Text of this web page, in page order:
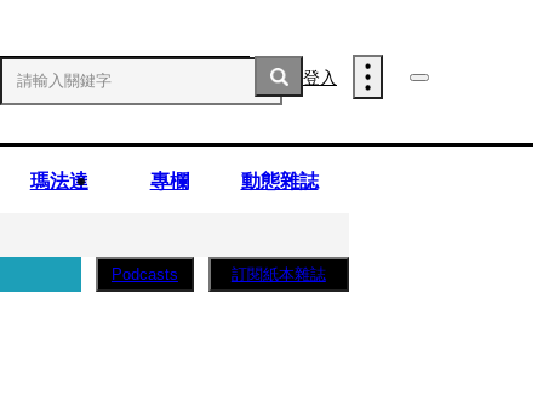
登入
瑪法達 專欄 動態雜誌
Podcasts 訂閱紙本雜誌